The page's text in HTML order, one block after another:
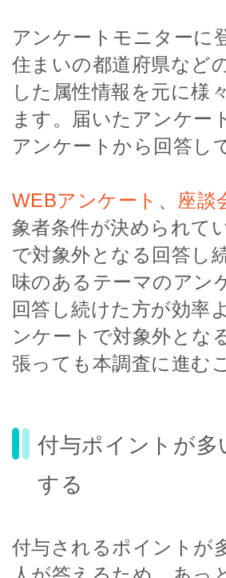
アンケートモニターに
住まいの都道府県など
した属性情報を元に様
ます。届いたアンケー
アンケートから回答し
WEBアンケート 、 座談
象者条件が決められて
で対象外となる回答し
味のあるテーマのアン
回答し続けた方が効率
ンケートで対象外とな
張っても本調査に進む
付与ポイントが
する
付与されるポイントが